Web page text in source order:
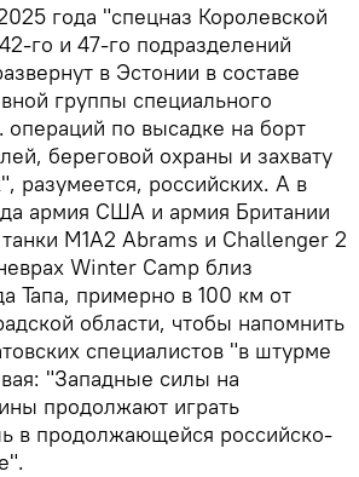
года "спецназ Королевской
го и 47-го подразделений
в Эстонии в составе
группы специального
операций по высадке на борт
береговой охраны и захвату
разумеется, российских. А в
армия США и армия Британии
M1A2 Abrams и Challenger 2
Winter Camp близ
Тапа, примерно в 100 км от
области, чтобы напомнить
специалистов "в штурме
"Западные силы на
продолжают играть
в продолжающейся российско-